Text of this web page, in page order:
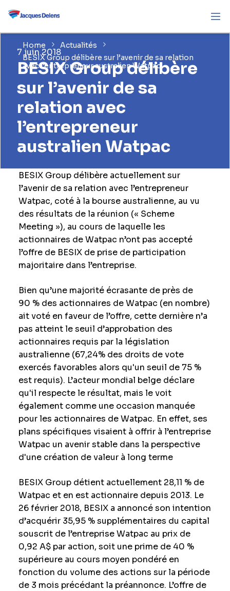
Home
Actualités
BESIX Group délibère sur l’avenir de sa relation
avec l’entrepreneur australien Watpac
7 juin 2018
BESIX Group délibère
sur l’avenir de sa
relation avec
l’entrepreneur
australien Watpac
BESIX Group délibère actuellement sur
l’avenir de sa relation avec l’entrepreneur
Watpac, coté à la bourse australienne, au vu
des résultats de la réunion (« Scheme
Meeting »), au cours de laquelle les
actionnaires de Watpac n’ont pas accepté
l’offre de BESIX de prise de participation
majoritaire dans l’entreprise.
Bien qu’une majorité écrasante de près de
90 % des actionnaires de Watpac (en nombre)
ait voté en faveur de l’offre, cette dernière n’a
pas atteint le seuil d’approbation des
actionnaires requis par la législation
australienne (67,24% des droits de vote
exercés favorables alors qu'un seuil de 75 %
est requis). L’acteur mondial belge déclare
qu'il respecte le résultat, mais le voit
également comme une occasion manquée
pour les actionnaires de Watpac. En effet, ses
plans spécifiques visaient à offrir à l’entreprise
Watpac un avenir stable dans la perspective
d'une création de valeur à long terme
BESIX Group détient actuellement 28,11 % de
Watpac et en est actionnaire depuis 2013. Le
26 février 2018, BESIX a annoncé son intention
d’acquérir 35,95 % supplémentaires du capital
souscrit de l’entreprise Watpac au prix de
0,92 A$ par action, soit une prime de 40 %
supérieure au cours moyen pondéré en
fonction du volume des actions sur la période
de 3 mois précédant la préannonce. L’offre de